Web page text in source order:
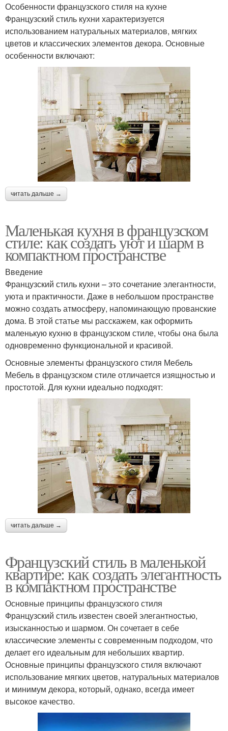
Особенности французского стиля на кухне
Французский стиль кухни характеризуется
использованием натуральных материалов, мягких
цветов и классических элементов декора. Основные
особенности включают:
читать дальше →
Маленькая кухня в французском
стиле: как создать уют и шарм в
компактном пространстве
Введение
Французский стиль кухни – это сочетание элегантности,
уюта и практичности. Даже в небольшом пространстве
можно создать атмосферу, напоминающую прованские
дома. В этой статье мы расскажем, как оформить
маленькую кухню в французском стиле, чтобы она была
одновременно функциональной и красивой.
Основные элементы французского стиля Мебель
Мебель в французском стиле отличается изящностью и
простотой. Для кухни идеально подходят:
читать дальше →
Французский стиль в маленькой
квартире: как создать элегантность
в компактном пространстве
Основные принципы французского стиля
Французский стиль известен своей элегантностью,
изысканностью и шармом. Он сочетает в себе
классические элементы с современным подходом, что
делает его идеальным для небольших квартир.
Основные принципы французского стиля включают
использование мягких цветов, натуральных материалов
и минимум декора, который, однако, всегда имеет
высокое качество.